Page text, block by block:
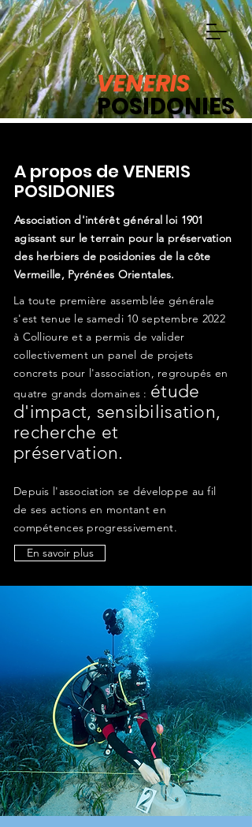
Adhérer S'impliquer Faire un don
VENERIS
POSIDONIES
A propos de VENERIS
POSIDONIES
Association d'intérêt général loi 1901
agissant sur le terrain pour la préservation
des herbiers de posidonies de la côte
Vermeille, Pyrénées Orientales.
La toute première assemblée générale
s'est tenue le samedi 10 septembre 2022
à Collioure et a permis de valider
collectivement un panel de projets
concrets pour l'association, regroupés en
quatre grands domaines : étude
d'impact, sensibilisation,
recherche et
préservation.
Depuis l'association se développe au fil
de ses actions en montant en
compétences progressivement.
En savoir plus